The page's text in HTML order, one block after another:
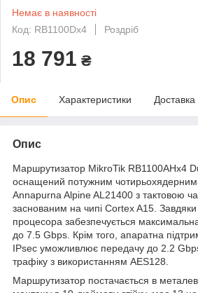
Немає в наявності
Код: RB1100Dx4
Роздріб
18 791 ₴
Опис Характеристики Доставка
Опис
Маршрутизатор MikroTik RВ1100AHx4
оснащений потужним
Annapurna Alpine AL21400 з тактовою
заснованим на чипі Cortex A15.
процесора забезпечується
до 7.5 Gbps. Крім того, апаратна
IPsec уможливлює передачу до 2.2
трафіку з використанням AES128.
Маршрутизатор постачається в